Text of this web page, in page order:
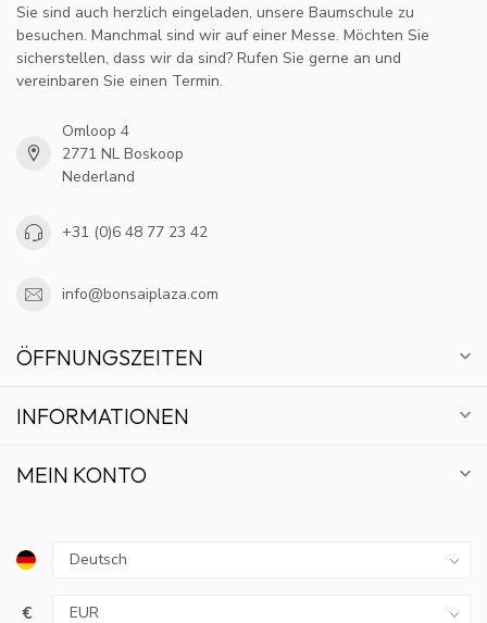
Sie sind auch herzlich eingeladen, unsere Baumschule zu
besuchen. Manchmal sind wir auf einer Messe. Möchten Sie
sicherstellen, dass wir da sind? Rufen Sie gerne an und
vereinbaren Sie einen Termin.
Omloop 4
2771 NL Boskoop
Nederland
+31 (0)6 48 77 23 42
info@bonsaiplaza.com
ÖFFNUNGSZEITEN
INFORMATIONEN
MEIN KONTO
€